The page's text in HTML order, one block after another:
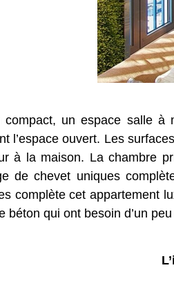
compact, un espace salle à
l’espace ouvert. Les
à la maison. La chambre
de chevet uniques
complète cet appartement
béton qui ont besoin d’un